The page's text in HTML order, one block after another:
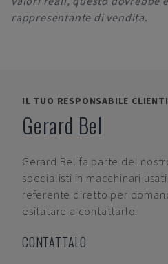
rappresentante di vendita.
IL TUO RESPONSABILE
Gerard Bel
Gerard Bel fa parte del
specialisti in macchinari
referente diretto per
esitatare a contattarlo.
CONTATTALO